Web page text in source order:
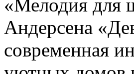
«Мелодия для
Андерсена
современная